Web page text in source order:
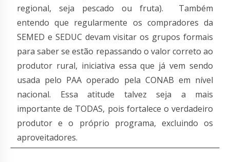
regional, seja pescado ou fruta). Também
entendo que regularmente os compradores da
SEMED e SEDUC devam visitar os grupos formais
para saber se estão repassando o valor correto ao
produtor rural, iniciativa essa que já vem sendo
usada pelo PAA operado pela CONAB em nível
nacional. Essa atitude talvez seja a mais
importante de TODAS, pois fortalece o verdadeiro
produtor e o próprio programa, excluindo os
aproveitadores.